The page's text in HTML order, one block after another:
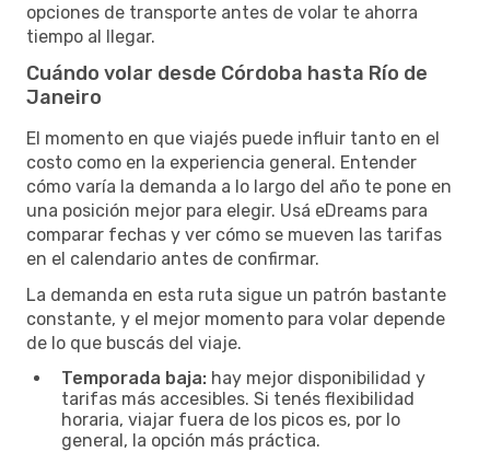
opciones de transporte antes de volar te ahorra
tiempo al llegar.
Cuándo volar desde Córdoba hasta Río de
Janeiro
El momento en que viajés puede influir tanto en el
costo como en la experiencia general. Entender
cómo varía la demanda a lo largo del año te pone en
una posición mejor para elegir. Usá eDreams para
comparar fechas y ver cómo se mueven las tarifas
en el calendario antes de confirmar.
La demanda en esta ruta sigue un patrón bastante
constante, y el mejor momento para volar depende
de lo que buscás del viaje.
Temporada baja: hay mejor disponibilidad y
tarifas más accesibles. Si tenés flexibilidad
horaria, viajar fuera de los picos es, por lo
general, la opción más práctica.